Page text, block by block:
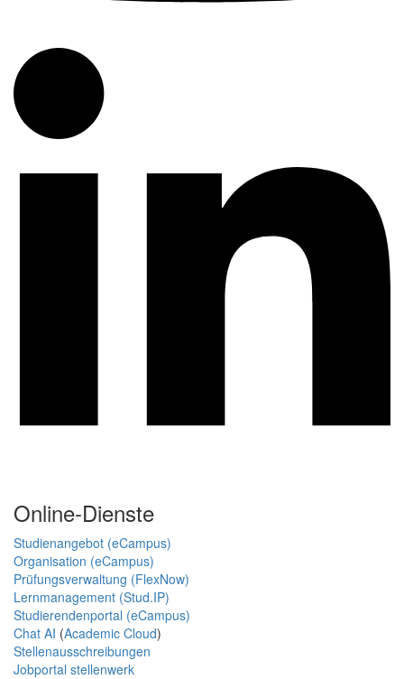
Online-Dienste
Studienangebot (eCampus)
Organisation (eCampus)
Prüfungsverwaltung (FlexNow)
Lernmanagement (Stud.IP)
Studierendenportal (eCampus)
Chat AI (Academic Cloud)
Stellenausschreibungen
Jobportal stellenwerk